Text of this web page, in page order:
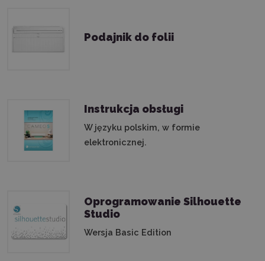
Podajnik do folii
Instrukcja obsługi
W języku polskim, w formie
elektronicznej.
Oprogramowanie Silhouette
Studio
Wersja Basic Edition